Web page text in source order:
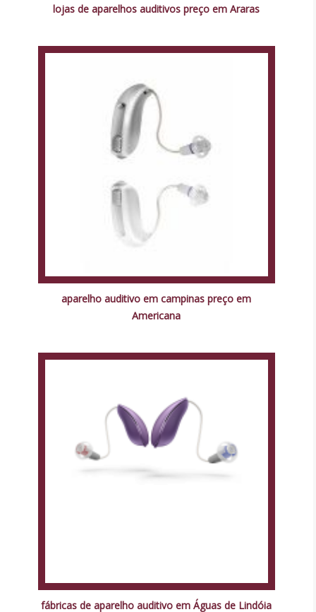
lojas de aparelhos auditivos preço em Araras
aparelho auditivo em campinas preço em
Americana
fábricas de aparelho auditivo em Águas de Lindóia